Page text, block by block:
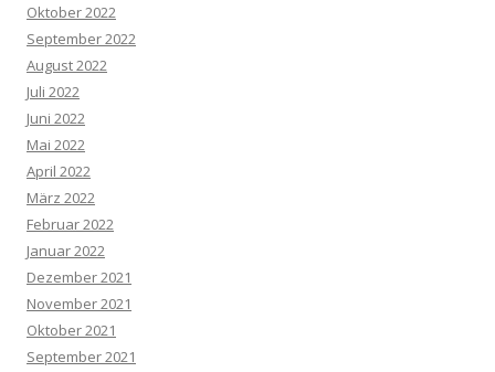
Oktober 2022
September 2022
August 2022
Juli 2022
Juni 2022
Mai 2022
April 2022
März 2022
Februar 2022
Januar 2022
Dezember 2021
November 2021
Oktober 2021
September 2021